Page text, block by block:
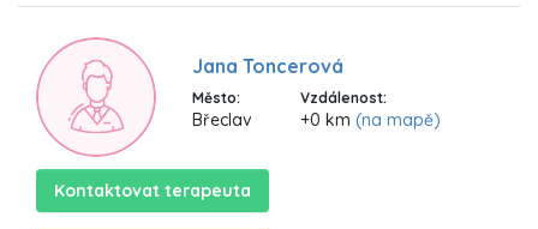
Jana Toncerová
Město:
Břeclav
Vzdálenost:
+0 km (na mapě)
Kontaktovat terapeuta